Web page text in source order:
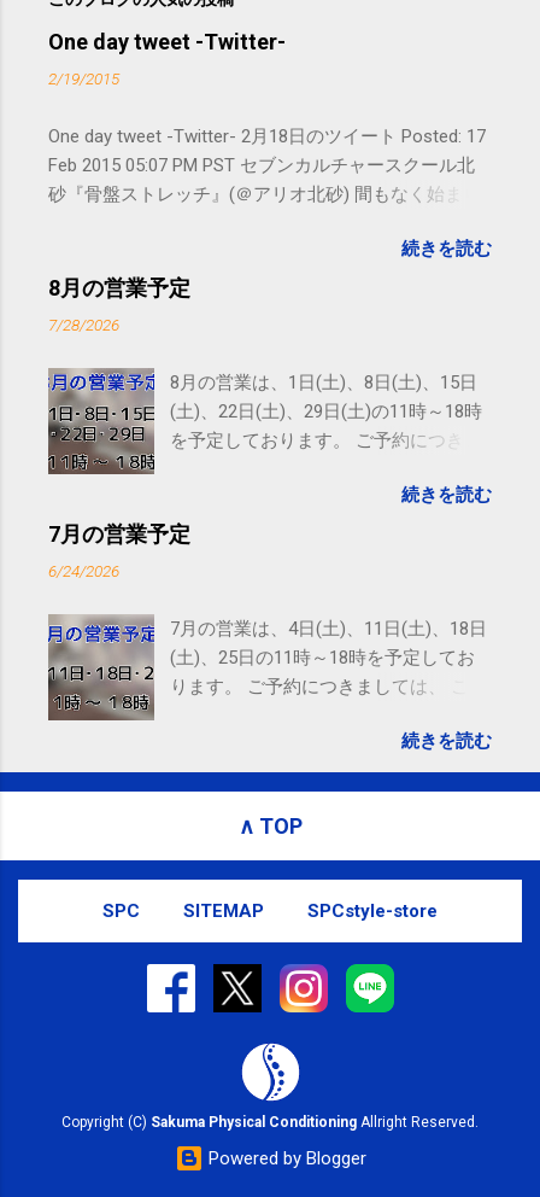
One day tweet -Twitter-
2/19/2015
One day tweet -Twitter- 2月18日のツイート Posted: 17
Feb 2015 05:07 PM PST セブンカルチャースクール北
砂『骨盤ストレッチ』(＠アリオ北砂) 間もなく始まり
subscribed to email updates from サクマフィジカルコ
ンディショニング(@SPCstyle) - Twilog To stop
Email delivery powered by Google Google Inc., 1600
Amphitheatre Parkway, Mountain View, CA 94043,
United States
続きを読む
8月の営業予定
7/28/2026
8月の営業は、1日(土)、8日(土)、15日
(土)、22日(土)、29日(土)の11時～18時
を予定しております。 ご予約につきま
す。 電話に出られないことがあります
ので、ご予約、お問い合わせは
続きを読む
7月の営業予定
6/24/2026
7月の営業は、4日(土)、11日(土)、18日
(土)、25日の11時～18時を予定してお
ります。 ご予約につきましては、 こち
れないことがありますので、ご予約、
お問い合わせはSMS（ショートメッセ
続きを読む
∧ TOP
SPC SITEMAP SPCstyle-store
Copyright (C) Sakuma Physical Conditioning Allright Reserved.
Powered by Blogger